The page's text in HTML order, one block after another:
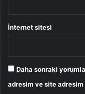
İnternet sitesi
Daha sonraki
adresim ve site